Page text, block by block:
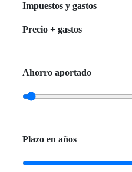
Impuestos y gastos
Precio + gastos
Ahorro aportado
Plazo en años